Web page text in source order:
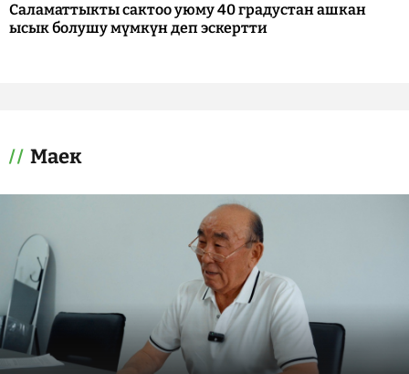
Саламаттыкты сактоо уюму 40 градустан ашкан
ысык болушу мүмкүн деп эскертти
Маек